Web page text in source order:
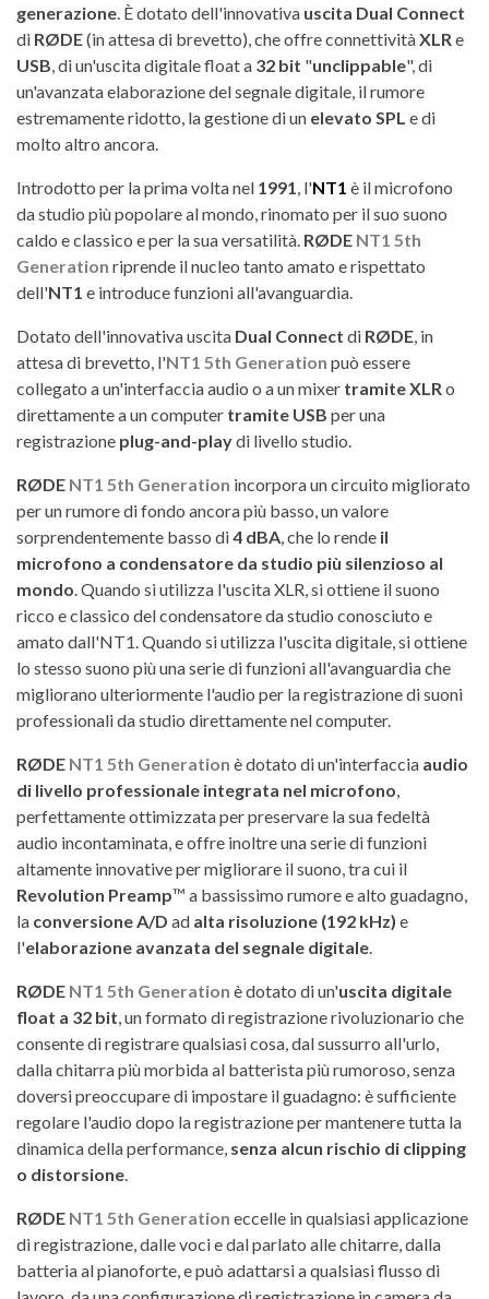
generazione. È dotato dell'innovativa uscita Dual Connect
di RØDE(in attesa di brevetto), che offre connettivitàXLR e
USB, di un'uscita digitale float a 32 bit "unclippable", di
un'avanzata elaborazione del segnale digitale, il rumore
estremamente ridotto, la gestione di un elevato SPL e di
molto altro ancora.
Introdotto per la prima volta nel 1991, l'NT1 è il microfono
da studio più popolare al mondo, rinomato per il suo suono
caldo e classico e per la sua versatilità. RØDE NT1 5th
Generation riprende il nucleo tanto amato e rispettato
dell'NT1 e introduce funzioni all'avanguardia.
Dotato dell'innovativa uscita Dual Connect di RØDE, in
attesa di brevetto, l'NT1 5th Generation può essere
collegato a un'interfaccia audio o a un mixer tramite XLR o
direttamente a un computer tramite USB per una
registrazione plug-and-playdi livello studio.
RØDE NT1 5th Generation incorpora un circuito migliorato
per un rumore di fondo ancora più basso, un valore
sorprendentemente basso di4 dBA, che lo rende il
microfono a condensatore da studio più silenzioso al
mondo. Quando si utilizza l'uscita XLR, si ottiene il suono
ricco e classico del condensatore da studio conosciuto e
amato dall'NT1. Quando si utilizza l'uscita digitale, si ottiene
lo stesso suono più una serie di funzioni all'avanguardia che
migliorano ulteriormente l'audio per la registrazione di suoni
professionali da studio direttamente nel computer.
RØDE NT1 5th Generation è dotato di un'interfaccia audio
di livello professionale integrata nel microfono,
perfettamente ottimizzata per preservare la sua fedeltà
audio incontaminata, e offre inoltre una serie di funzioni
altamente innovative per migliorare il suono, tra cui il
Revolution Preamp™ a bassissimo rumore e alto guadagno,
la conversione A/D ad alta risoluzione (192 kHz) e
l'elaborazione avanzata del segnale digitale.
RØDE NT1 5th Generation è dotato di un'uscita digitale
float a 32 bit, un formato di registrazione rivoluzionario che
consente di registrare qualsiasi cosa, dal sussurro all'urlo,
dalla chitarra più morbida al batterista più rumoroso, senza
doversi preoccupare di impostare il guadagno: è sufficiente
regolare l'audio dopo la registrazione per mantenere tutta la
dinamica della performance, senza alcun rischio di clipping
o distorsione.
RØDE NT1 5th Generation eccelle in qualsiasi applicazione
di registrazione, dalle voci e dal parlato alle chitarre, dalla
batteria al pianoforte, e può adattarsi a qualsiasi flusso di